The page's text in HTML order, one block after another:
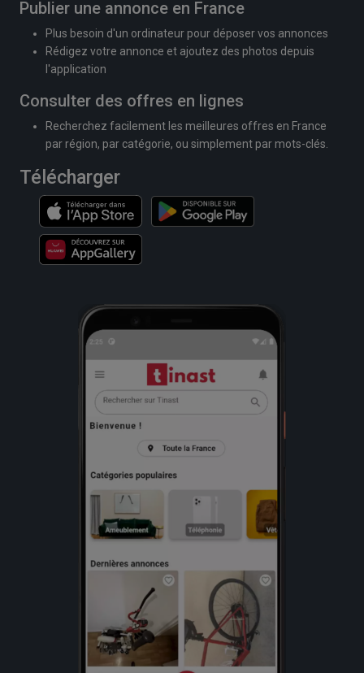
Publier une annonce en France
Plus besoin d'un ordinateur pour déposer vos annonces
Rédigez votre annonce et ajoutez des photos depuis
l'application
Consulter des offres en lignes
Recherchez facilement les meilleures offres en France
par région, par catégorie, ou simplement par mots-clés.
Télécharger